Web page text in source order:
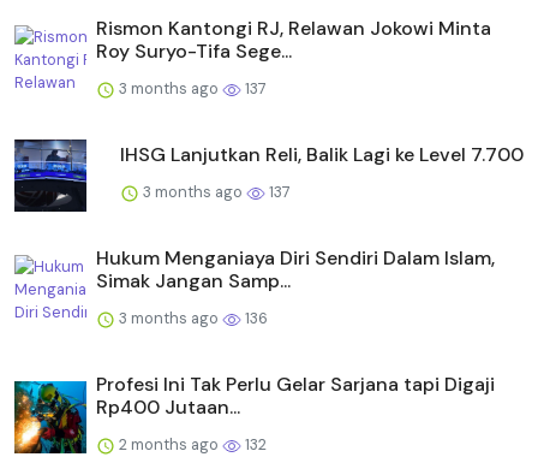
Rismon Kantongi RJ, Relawan Jokowi Minta
Roy Suryo-Tifa Sege...
3 months ago 137
IHSG Lanjutkan Reli, Balik Lagi ke Level 7.700
3 months ago 137
Hukum Menganiaya Diri Sendiri Dalam Islam,
Simak Jangan Samp...
3 months ago 136
Profesi Ini Tak Perlu Gelar Sarjana tapi Digaji
Rp400 Jutaan...
2 months ago 132